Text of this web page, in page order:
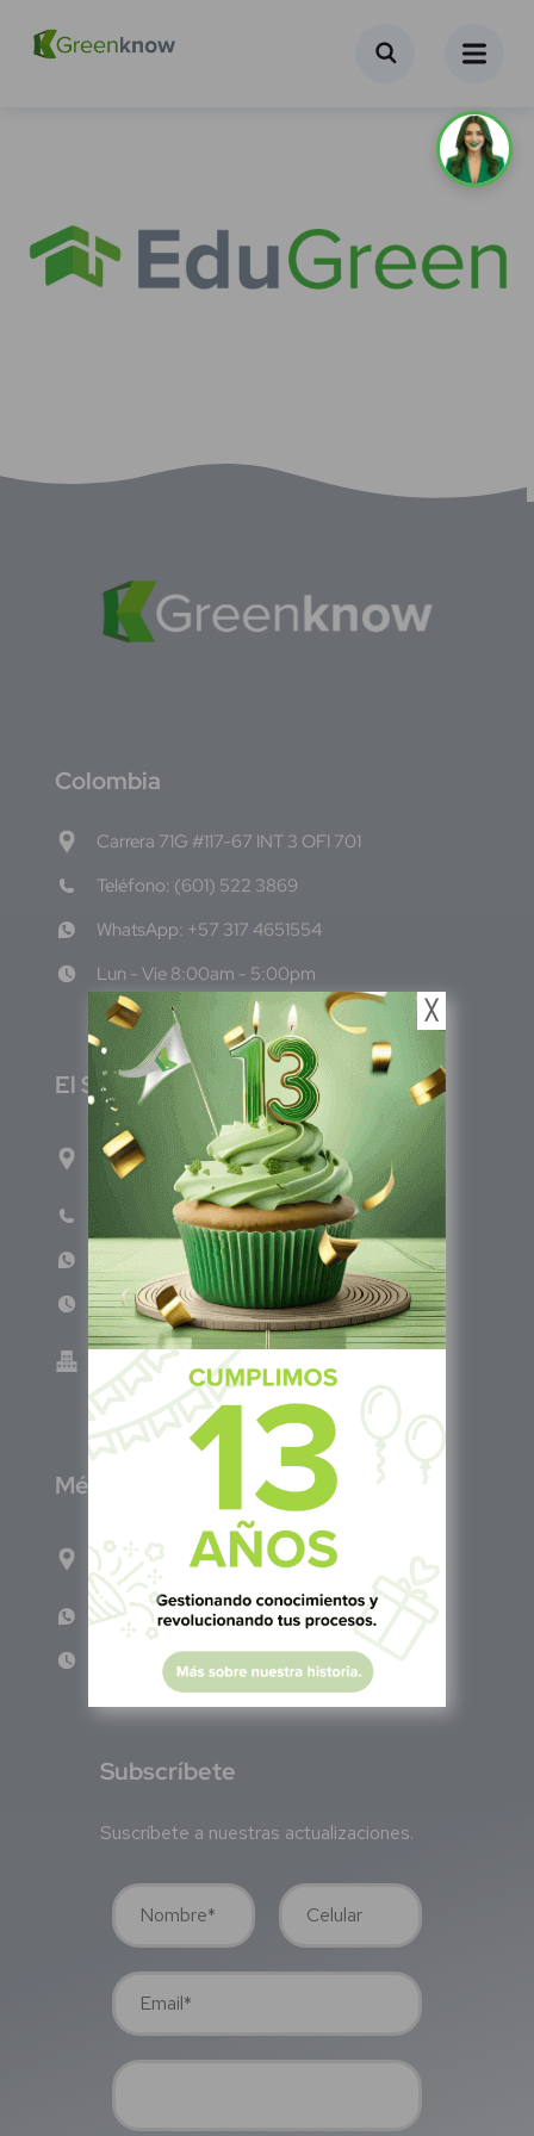
Colombia
Carrera 71G #117-67 INT 3 OFI 701
Teléfono: (601) 522 3869
WhatsApp: +57 317 4651554
Lun - Vie 8:00am - 5:00pm
El Salvador
1ro Cll Pte, y 61 Av Nte, #3206, Local 9, San
Salvador Centro
Teléfono: +503 6986 1402
WhatsApp: +503 7687 3923
Lun - Vie 8:00am - 5:00pm
Green Know S.A de C.V - El Salvador 0614-
220118-102-0
México
Calle Pitágoras 234, Col. Narvarte Poniente,
Alcaldía Benito Juárez, C.P. 03020, CDMX
WhatsApp: +52 1 331 407 6342
Lun - Vie 8:00 am - 5:00 pm
Subscríbete
Suscríbete a nuestras actualizaciones.
╳